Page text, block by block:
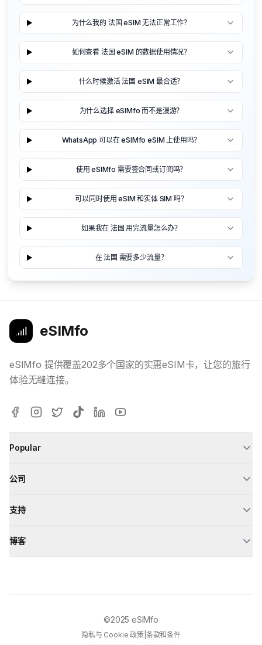
为什么我的 法国 eSIM 无法正常工作？
如何查看 法国 eSIM 的数据使用情况？
什么时候激活 法国 eSIM 最合适？
为什么选择 eSIMfo 而不是漫游？
WhatsApp 可以在 eSIMfo eSIM 上使用吗？
使用 eSIMfo 需要签合同或订阅吗？
可以同时使用 eSIM 和实体 SIM 吗？
如果我在 法国 用完流量怎么办？
在 法国 需要多少流量？
eSIMfo
eSIMfo 提供覆盖202多个国家的实惠eSIM卡，让您的旅行
体验无缝连接。
Popular
公司
支持
博客
©2025 eSIMfo
隐私与 Cookie 政策| 条款和条件